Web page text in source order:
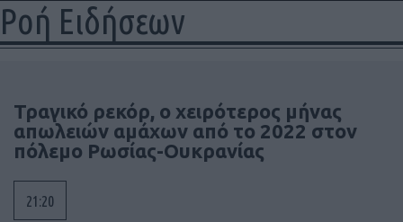
Ροή Ειδήσεων
Τραγικό ρεκόρ, ο χειρότερος μήνας
απωλειών αμάχων από το 2022 στον
πόλεμο Ρωσίας-Ουκρανίας
21:20